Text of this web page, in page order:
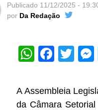
Publicado 11/12/2025 -
por Da Redação
A Assembleia
da Câmara